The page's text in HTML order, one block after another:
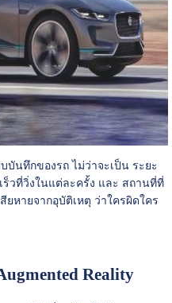
นทึกของรถ ไม่ว่าจะเป็น ระยะ
วที่วิ่งในแต่ละครั้ง และ สถานที่ที่
ยหายจากอุบัติเหตุ ว่าใครผิดใคร
Reality